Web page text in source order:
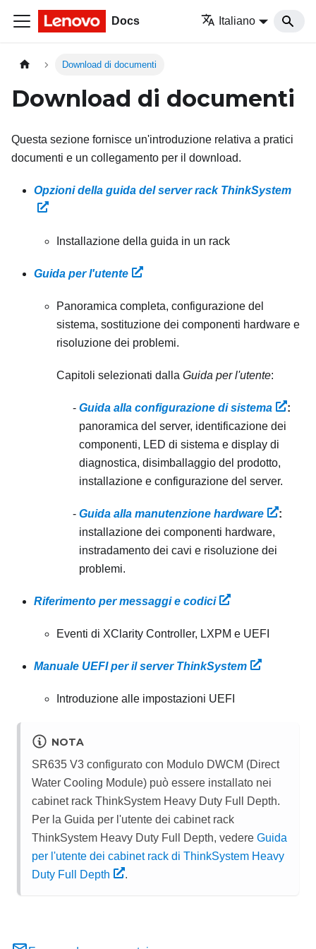
Docs Italiano
Download di documenti
Download di documenti
Questa sezione fornisce un'introduzione relativa a pratici
documenti e un collegamento per il download.
Opzioni della guida del server rack ThinkSystem
Installazione della guida in un rack
Guida per l'utente
Panoramica completa, configurazione del
sistema, sostituzione dei componenti hardware e
risoluzione dei problemi.
Capitoli selezionati dalla Guida per l'utente:
Guida alla configurazione di sistema
:
panoramica del server, identificazione dei
componenti, LED di sistema e display di
diagnostica, disimballaggio del prodotto,
installazione e configurazione del server.
Guida alla manutenzione hardware
:
installazione dei componenti hardware,
instradamento dei cavi e risoluzione dei
problemi.
Riferimento per messaggi e codici
Eventi di XClarity Controller, LXPM e UEFI
Manuale UEFI per il server ThinkSystem
Introduzione alle impostazioni UEFI
NOTA
SR635 V3 configurato con Modulo DWCM (Direct
Water Cooling Module) può essere installato nei
cabinet rack ThinkSystem Heavy Duty Full Depth.
Per la Guida per l'utente dei cabinet rack
ThinkSystem Heavy Duty Full Depth, vedere Guida
per l'utente dei cabinet rack di ThinkSystem Heavy
Duty Full Depth
.